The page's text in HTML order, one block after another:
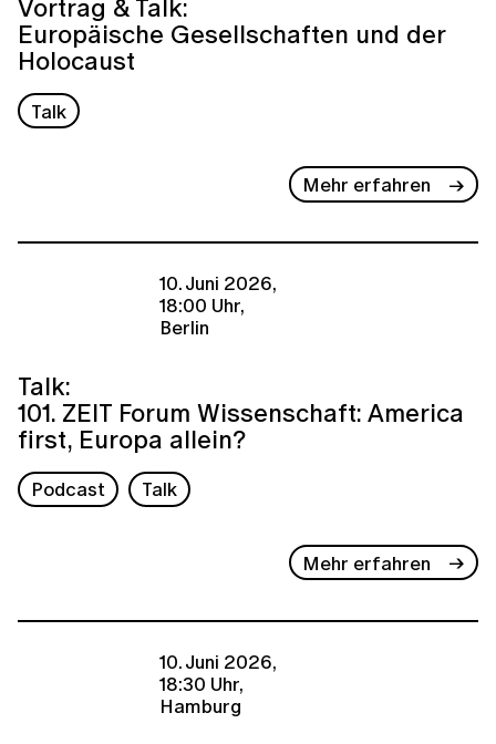
Europäische Gesellschaften und der
Holocaust
Talk
Mehr erfahren
10. Juni 2026,
18:00 Uhr,
Berlin
Talk:
101. ZEIT Forum Wissenschaft: America
first, Europa allein?
Podcast Talk
Mehr erfahren
10. Juni 2026,
18:30 Uhr,
Hamburg